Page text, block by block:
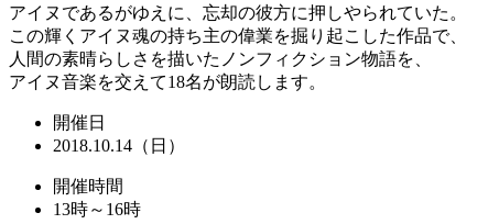
アイヌであるがゆえに、忘却の彼方に押しやられていた。
この輝くアイヌ魂の持ち主の偉業を掘り起こした作品で、
人間の素晴らしさを描いたノンフィクション物語を、
アイヌ音楽を交えて18名が朗読します。
開催日
2018.10.14（日）
開催時間
13時～16時